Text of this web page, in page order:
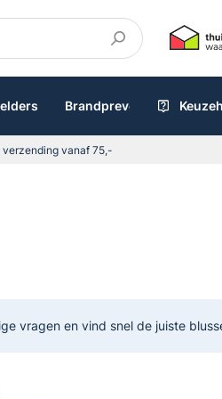
Brandpreventieboxen
verzending vanaf 75,-
is een mengsel van
geactiveerd.
in woningen, auto’s, boten en
vragen en vind snel de juiste